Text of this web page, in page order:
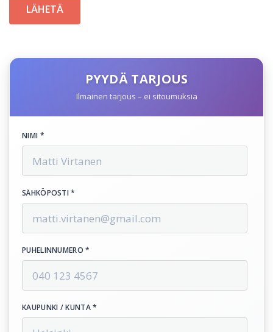
PYYDÄ TARJOUS
Ilmainen tarjous – ei sitoumuksia
NIMI *
SÄHKÖPOSTI *
PUHELINNUMERO *
KAUPUNKI / KUNTA *